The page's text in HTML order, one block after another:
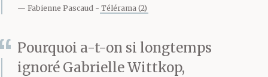
Agonizzanti avaient sur
la piazza Pasquino
sonnait inlassablement
Fabienne Pascaud Télérama (2)
Pourquoi a-t-on si longtemps
ignoré Gabrielle Wittkop,